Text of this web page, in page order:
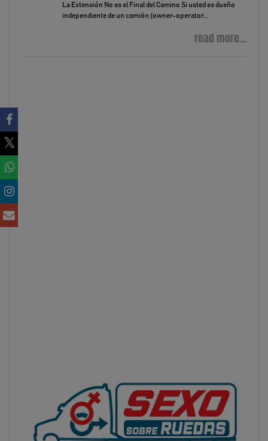
La Extensión No es el Final del Camino Si usted es dueño
independiente de un camión (owner-operator...
read more...